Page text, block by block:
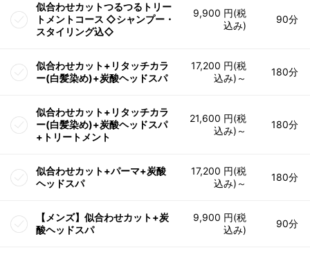
似合わせカットつるつるトリー
トメントコース ◇シャンプー・
スタイリング込◇
9,900 円(税
込み)
90分
似合わせカット+リタッチカラ
ー(白髪染め)+炭酸ヘッドスパ
17,200 円(税
込み)～
180分
似合わせカット+リタッチカラ
ー(白髪染め)+炭酸ヘッドスパ
+トリートメント
21,600 円(税
込み)～
180分
似合わせカット+パーマ+炭酸
ヘッドスパ
17,200 円(税
込み)～
180分
【メンズ】似合わせカット+炭
酸ヘッドスパ
9,900 円(税
込み)
90分